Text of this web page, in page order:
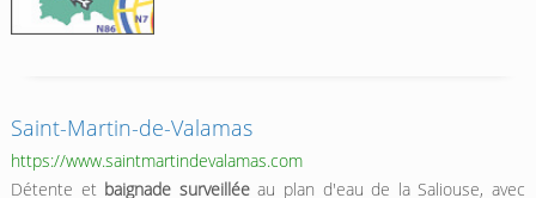
Saint-Martin-de-Valamas
https://www.saintmartindevalamas.com
Détente et baignade surveilléeau plan d'eau de la Saliouse, avec